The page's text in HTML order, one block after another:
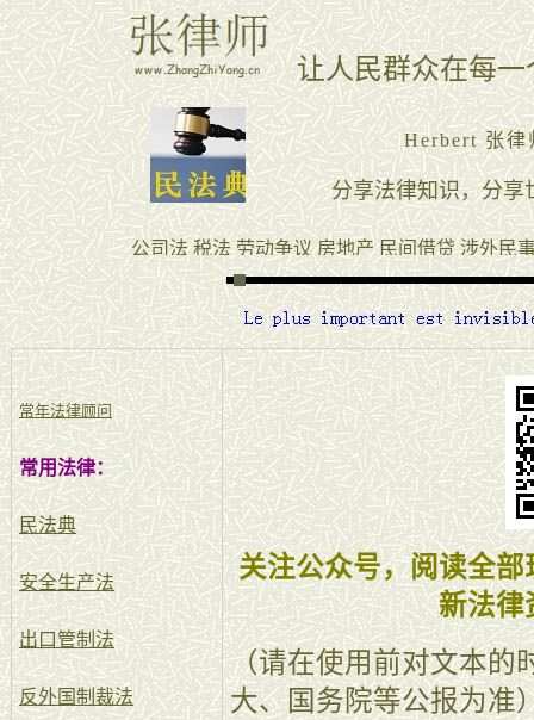
常年法律顾问
常用法律：
民法典
安全生产法
出口管制法
反外国制裁法
关注公众号，阅读全
新法律
（请在使用前对文本的
大、国务院等公报为准